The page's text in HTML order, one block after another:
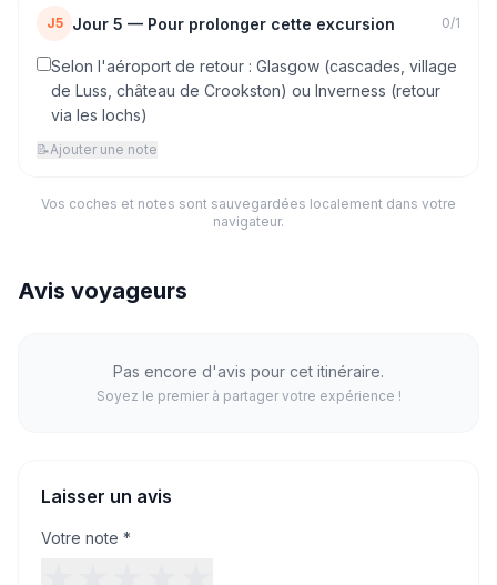
J5 Jour 5 — Pour prolonger cette excursion 0/1
Selon l'aéroport de retour : Glasgow (cascades, village
de Luss, château de Crookston) ou Inverness (retour
via les lochs)
📝Ajouter une note
Vos coches et notes sont sauvegardées localement dans votre
navigateur.
Avis voyageurs
Pas encore d'avis pour cet itinéraire.
Soyez le premier à partager votre expérience !
Laisser un avis
Votre note *